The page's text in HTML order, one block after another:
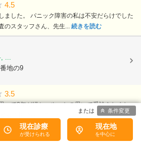
4.5
ました。 パニック障害の私は不安だらけでした
のスタッフさん、先生... 続きを読む
, ...
地の9
3.5
って2年が経ち、やっとの思いで受診をしまし
腺の検診をして頂きま...
続きを読む
現在診療 現在地
条件変更